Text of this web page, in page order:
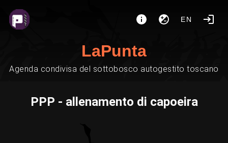
EN
LaPunta
Agenda condivisa del sottobosco autogestito toscano
PPP - allenamento di capoeira